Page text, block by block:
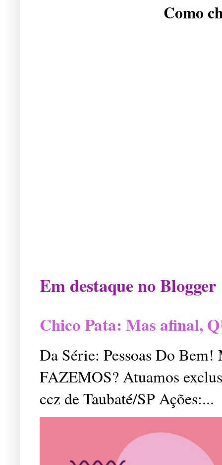
Como
Em destaque no Blogger
Chico Pata: Mas afinal,
Da Série: Pessoas Do
FAZEMOS? Atuamos
ccz de Taubaté/SP Ações:...